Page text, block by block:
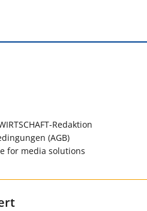
Redaktion
(AGB)
for media solutions